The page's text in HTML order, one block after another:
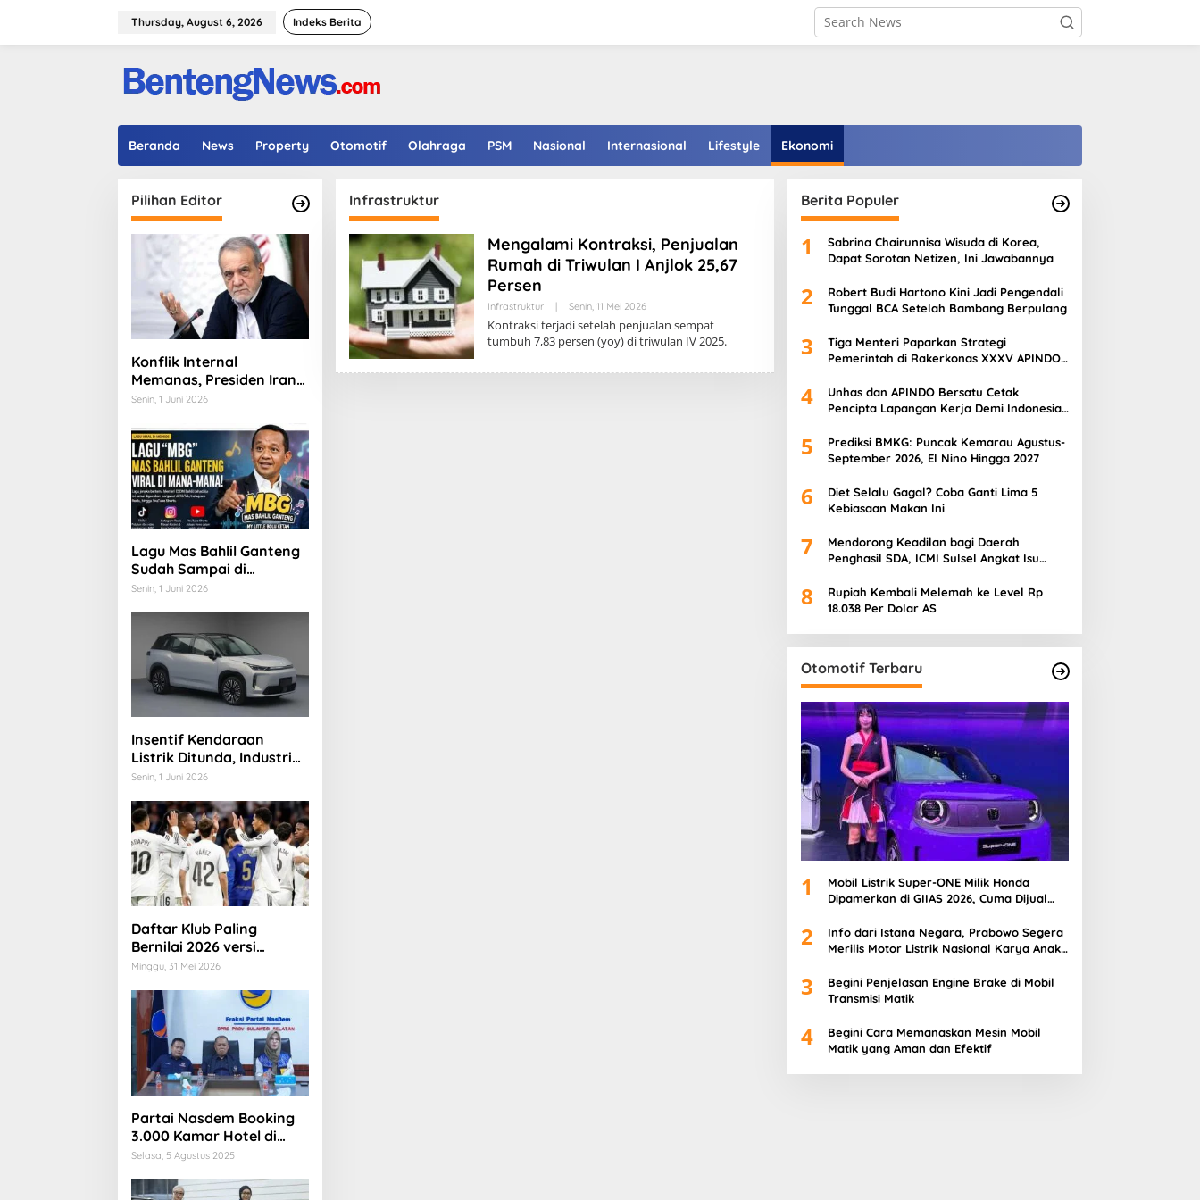
Thursday, August 6, 2026 Indeks Berita
Beranda News Property Otomotif Olahraga PSM Nasional Internasional Lifestyle Ekonomi
Pilihan Editor
Konflik Internal
Memanas, Presiden Iran
Masoud Pezeshkian
Senin, 1 Juni 2026
Lagu Mas Bahlil Ganteng
Sudah Sampai di
Halaman Rumah Jokowi
Senin, 1 Juni 2026
Insentif Kendaraan
Listrik Ditunda, Industri
Otomotif Mulai Khawatir
Senin, 1 Juni 2026
Daftar Klub Paling
Bernilai 2026 versi
Forbes: Real Madrid
Manchester United
Minggu, 31 Mei 2026
Partai Nasdem Booking
3.000 Kamar Hotel di
Makassar
Selasa, 5 Agustus 2025
Infrastruktur
Mengalami Kontraksi, Penjualan
Rumah di Triwulan I Anjlok 25,67
Persen
Infrastruktur Senin, 11 Mei 2026
Kontraksi terjadi setelah penjualan sempat
tumbuh 7,83 persen (yoy) di triwulan IV 2025.
Berita Populer
1
Sabrina Chairunnisa Wisuda di Korea,
Dapat Sorotan Netizen, Ini Jawabannya
2
Robert Budi Hartono Kini Jadi Pengendali
Tunggal BCA Setelah Bambang Berpulang
3
Tiga Menteri Paparkan Strategi
Pemerintah di Rakerkonas XXXV APINDO
4
Unhas dan APINDO Bersatu Cetak
Pencipta Lapangan Kerja Demi Indonesia
5
Prediksi BMKG: Puncak Kemarau Agustus-
September 2026, El Nino Hingga 2027
6
Diet Selalu Gagal? Coba Ganti Lima 5
Kebiasaan Makan Ini
7
Mendorong Keadilan bagi Daerah
Penghasil SDA, ICMI Sulsel Angkat Isu
8
Rupiah Kembali Melemah ke Level Rp
18.038 Per Dolar AS
Otomotif Terbaru
1
Mobil Listrik Super-ONE Milik Honda
Dipamerkan di GIIAS 2026, Cuma Dijual
2
Info dari Istana Negara, Prabowo Segera
Merilis Motor Listrik Nasional Karya Anak
3
Begini Penjelasan Engine Brake di Mobil
Transmisi Matik
4
Begini Cara Memanaskan Mesin Mobil
Matik yang Aman dan Efektif